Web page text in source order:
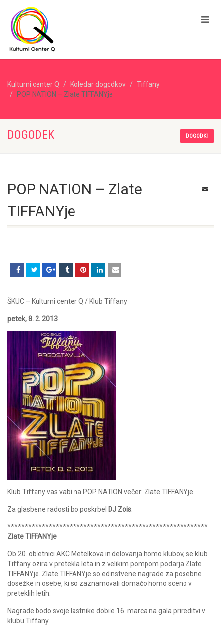
Kulturni center Q Koledar dogodkov
Tiffany
POP NATION – Zlate TIFFANYje
DOGODEK DOGODKI
POP NATION – Zlate
TIFFANYje
ŠKUC – Kulturni center Q / Klub Tiffany
petek, 8. 2. 2013
Klub Tiffany vas vabi na POP NATION večer: Zlate TIFFANYje.
Za glasbene radosti bo poskrbel DJ Zois
**********************************************************
Zlate TIFFANYje
Ob 20. obletnici AKC Metelkova in delovanja homo klubov, se klub
Tiffany ozira v pretekla leta in z velikim pompom podarja Zlate
TIFFANYje. Zlate TIFFANYje so edinstvene nagrade za posebne
dosežke in osebe, ki so zaznamovali domačo homo sceno v
preteklih letih.
Nagrade bodo svoje lastnike dobile 16. marca na gala prireditvi v
klubu Tiffany.